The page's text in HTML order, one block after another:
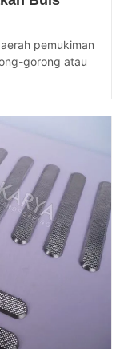
pemukiman
gorong atau